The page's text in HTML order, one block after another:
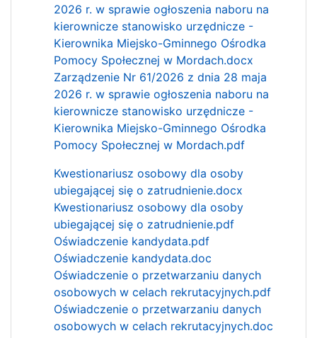
2026 r. w sprawie ogłoszenia naboru na
kierownicze stanowisko urzędnicze -
Kierownika Miejsko-Gminnego Ośrodka
Pomocy Społecznej w Mordach.docx
Zarządzenie Nr 61/2026 z dnia 28 maja
2026 r. w sprawie ogłoszenia naboru na
kierownicze stanowisko urzędnicze -
Kierownika Miejsko-Gminnego Ośrodka
Pomocy Społecznej w Mordach.pdf
Kwestionariusz osobowy dla osoby
ubiegającej się o zatrudnienie.docx
Kwestionariusz osobowy dla osoby
ubiegającej się o zatrudnienie.pdf
Oświadczenie kandydata.pdf
Oświadczenie kandydata.doc
Oświadczenie o przetwarzaniu danych
osobowych w celach rekrutacyjnych.pdf
Oświadczenie o przetwarzaniu danych
osobowych w celach rekrutacyjnych.doc